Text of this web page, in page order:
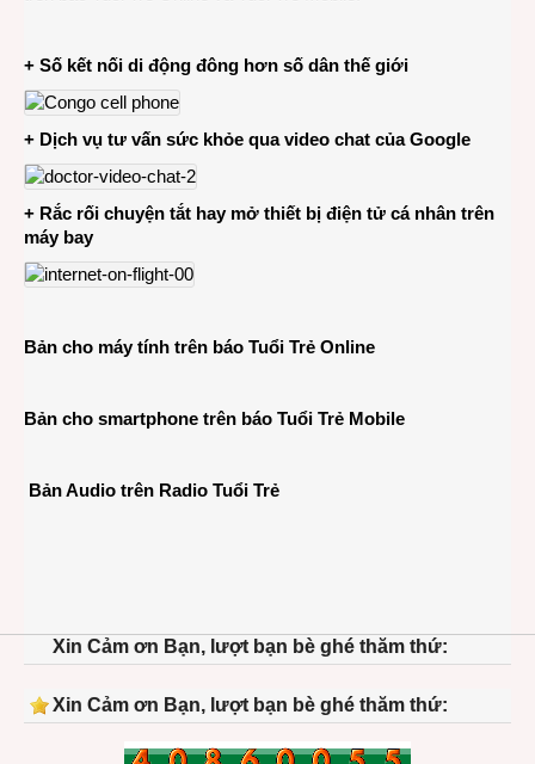
+ Số kết nối di động đông hơn số dân thế giới
+ Dịch vụ tư vấn sức khỏe qua video chat của Google
+ Rắc rối chuyện tắt hay mở thiết bị điện tử cá nhân trên
máy bay
Bản cho máy tính trên báo Tuổi Trẻ Online
Bản cho smartphone trên báo Tuổi Trẻ Mobile
Bản Audio trên Radio Tuổi Trẻ
Xin Cảm ơn Bạn, lượt bạn bè ghé thăm thứ:
Xin Cảm ơn Bạn, lượt bạn bè ghé thăm thứ: